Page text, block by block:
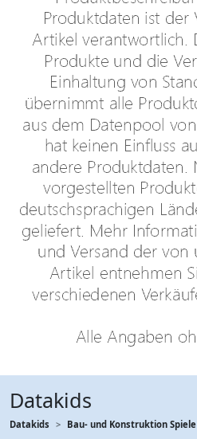
Datakids
Datakids Bau- und Konstruktion Spiele